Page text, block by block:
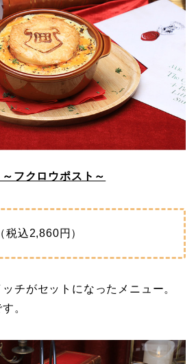
フクロウポスト～
込2,860円）
チがセットになったメニュー。
。